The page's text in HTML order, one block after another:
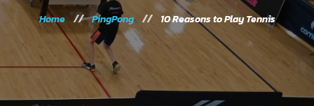
Home PingPong 10 Reasons to Play Tennis